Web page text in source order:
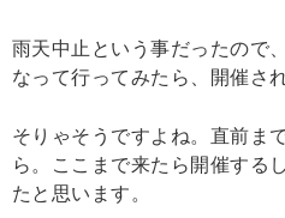
雨天中止という事だったので
なって行ってみたら、開催さ
そりゃそうですよね。直前ま
ら。ここまで来たら開催する
たと思います。